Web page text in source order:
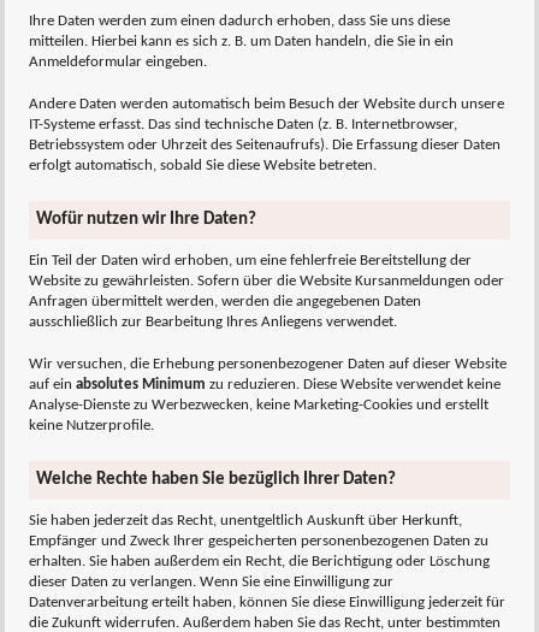
Ihre Daten werden zum einen dadurch erhoben, dass Sie uns diese
mitteilen. Hierbei kann es sich z. B. um Daten handeln, die Sie in ein
Anmeldeformular eingeben.
Andere Daten werden automatisch beim Besuch der Website durch unsere
IT-Systeme erfasst. Das sind technische Daten (z. B. Internetbrowser,
Betriebssystem oder Uhrzeit des Seitenaufrufs). Die Erfassung dieser Daten
erfolgt automatisch, sobald Sie diese Website betreten.
Wofür nutzen wir Ihre Daten?
Ein Teil der Daten wird erhoben, um eine fehlerfreie Bereitstellung der
Website zu gewährleisten. Sofern über die Website Kursanmeldungen oder
Anfragen übermittelt werden, werden die angegebenen Daten
ausschließlich zur Bearbeitung Ihres Anliegens verwendet.
Wir versuchen, die Erhebung personenbezogener Daten auf dieser Website
auf ein absolutes Minimum zu reduzieren. Diese Website verwendet keine
Analyse-Dienste zu Werbezwecken, keine Marketing-Cookies und erstellt
keine Nutzerprofile.
Welche Rechte haben Sie bezüglich Ihrer Daten?
Sie haben jederzeit das Recht, unentgeltlich Auskunft über Herkunft,
Empfänger und Zweck Ihrer gespeicherten personenbezogenen Daten zu
erhalten. Sie haben außerdem ein Recht, die Berichtigung oder Löschung
dieser Daten zu verlangen. Wenn Sie eine Einwilligung zur
Datenverarbeitung erteilt haben, können Sie diese Einwilligung jederzeit für
die Zukunft widerrufen. Außerdem haben Sie das Recht, unter bestimmten